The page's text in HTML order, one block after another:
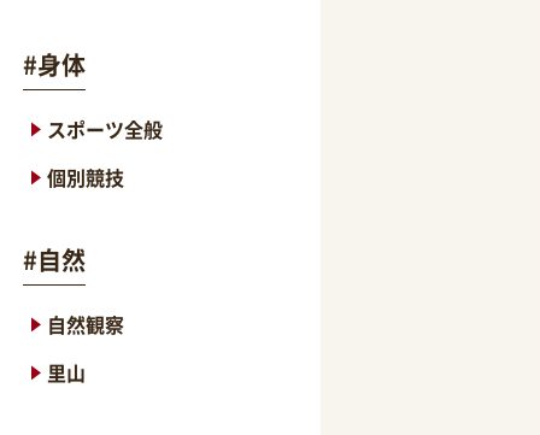
#身体
スポーツ全般
個別競技
#自然
自然観察
里山